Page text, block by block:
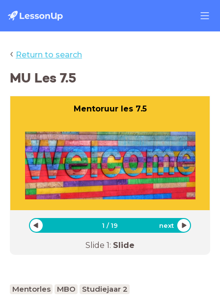
‹ Return to search
MU Les 7.5
Mentoruur les 7.5
1 /19 next
Slide 1: Slide
Mentorles MBO Studiejaar 2